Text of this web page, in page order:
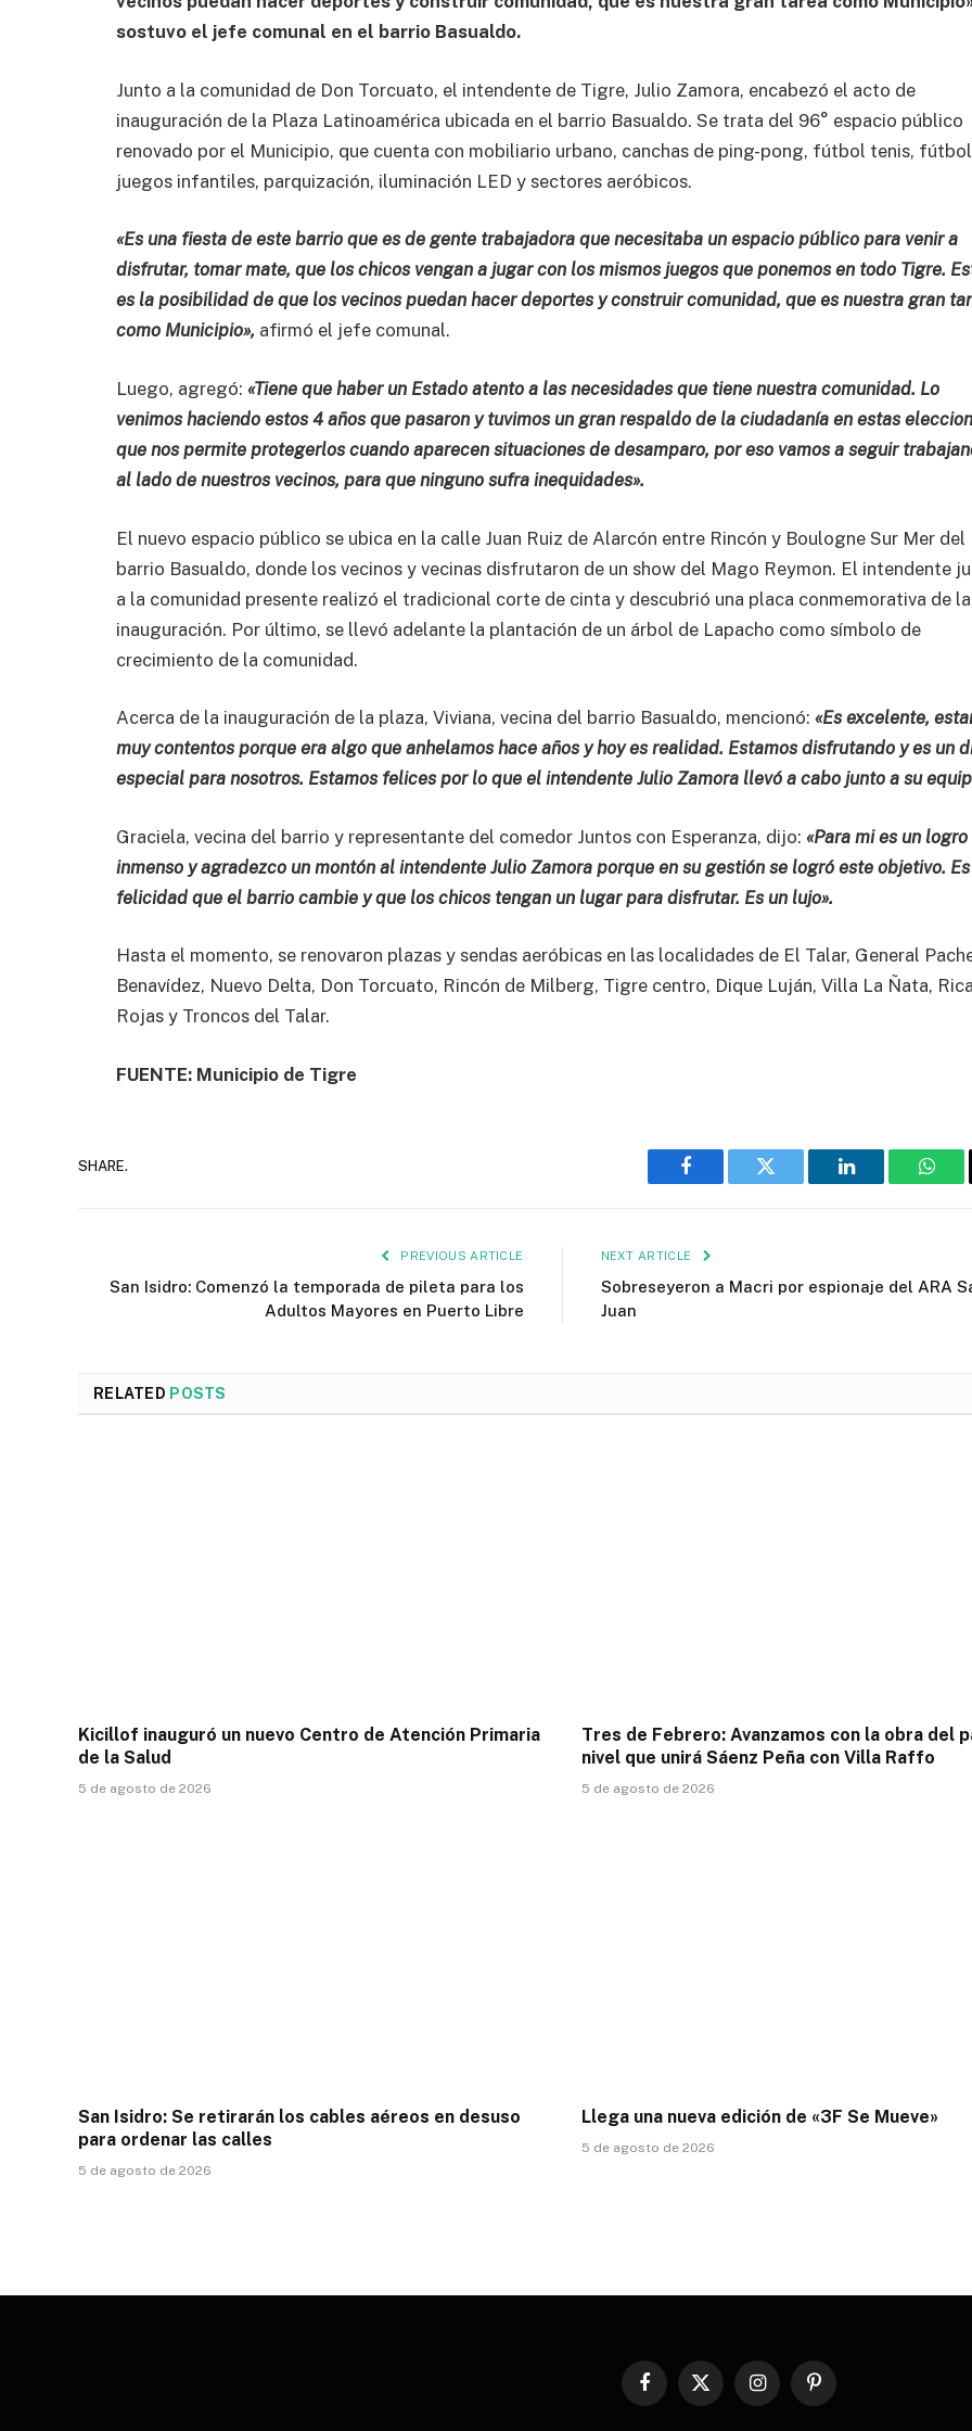
sostuvo el jefe comunal en el barrio Basualdo.
Junto a la comunidad de Don Torcuato, el intendente de Tigre, Julio Zamora, encabezó el acto de
inauguración de la Plaza Latinoamérica ubicada en el barrio Basualdo. Se trata del 96° espacio público
renovado por el Municipio, que cuenta con mobiliario urbano, canchas de ping-pong, fútbol tenis,
juegos infantiles, parquización, iluminación LED y sectores aeróbicos.
«Es una fiesta de este barrio que es de gente trabajadora que necesitaba un espacio público para venir a
disfrutar, tomar mate, que los chicos vengan a jugar con los mismos juegos que ponemos en todo Tigre.
es la posibilidad de que los vecinos puedan hacer deportes y construir comunidad, que es nuestra gran
como Municipio», afirmó el jefe comunal.
Luego, agregó:«Tiene que haber un Estado atento a las necesidades que tiene nuestra comunidad. Lo
venimos haciendo estos 4 años que pasaron y tuvimos un gran respaldo de la ciudadanía en estas
que nos permite protegerlos cuando aparecen situaciones de desamparo, por eso vamos a seguir
al lado de nuestros vecinos, para que ninguno sufra inequidades».
El nuevo espacio público se ubica en la calle Juan Ruiz de Alarcón entre Rincón y Boulogne Sur Mer del
barrio Basualdo, donde los vecinos y vecinas disfrutaron de un show del Mago Reymon. El intendente
a la comunidad presente realizó el tradicional corte de cinta y descubrió una placa conmemorativa de la
inauguración. Por último, se llevó adelante la plantación de un árbol de Lapacho como símbolo de
crecimiento de la comunidad.
Acerca de la inauguración de la plaza, Viviana, vecina del barrio Basualdo, mencionó: «Es excelente,
muy contentos porque era algo que anhelamos hace años y hoy es realidad. Estamos disfrutando y es un
especial para nosotros. Estamos felices por lo que el intendente Julio Zamora llevó a cabo junto a su
Graciela, vecina del barrio y representante del comedor Juntos con Esperanza, dijo:«Para mi es un logro
inmenso y agradezco un montón al intendente Julio Zamora porque en su gestión se logró este objetivo.
felicidad que el barrio cambie y que los chicos tengan un lugar para disfrutar. Es un lujo».
Hasta el momento, se renovaron plazas y sendas aeróbicas en las localidades de El Talar, General
Benavídez, Nuevo Delta, Don Torcuato, Rincón de Milberg, Tigre centro, Dique Luján, Villa La Ñata,
Rojas y Troncos del Talar.
FUENTE: Municipio de Tigre
SHARE.
Facebook Twitter LinkedIn
PREVIOUS ARTICLE
San Isidro: Comenzó la temporada de pileta para los
Adultos Mayores en Puerto Libre
NEXT ARTICLE
Sobreseyeron a Macri por espionaje del ARA
Juan
RELATED POSTS
Kicillof inauguró un nuevo Centro de Atención Primaria
de la Salud
5 de agosto de 2026
Tres de Febrero: Avanzamos con la obra del
nivel que unirá Sáenz Peña con Villa Raffo
5 de agosto de 2026
San Isidro: Se retirarán los cables aéreos en desuso
para ordenar las calles
5 de agosto de 2026
Llega una nueva edición de «3F Se Mueve»
5 de agosto de 2026
Facebook
X
InstagramPinterest